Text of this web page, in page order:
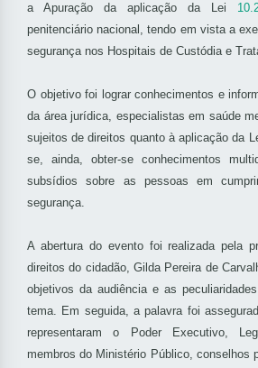
a Apuração da aplicação da Lei
penitenciário nacional, tendo em vista a
segurança nos Hospitais de Custódia e
O objetivo foi lograr conhecimentos e
da área jurídica, especialistas em saúde
sujeitos de direitos quanto à aplicação da
se, ainda, obter-se conhecimentos
subsídios sobre as pessoas em
segurança.
A abertura do evento foi realizada pela
direitos do cidadão, Gilda Pereira de
objetivos da audiência e as
tema. Em seguida, a palavra foi
representaram o Poder Executivo,
membros do Ministério Público, conselhos